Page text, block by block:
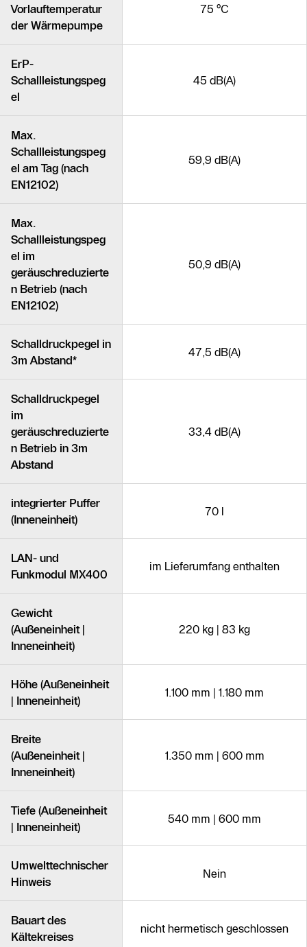
Vorlauftemperatur
der Wärmepumpe
75 °C
ErP-
Schallleistungspeg
el
45 dB(A)
Max.
Schallleistungspeg
el am Tag (nach
EN12102)
59,9 dB(A)
Max.
Schallleistungspeg
el im
geräuschreduzierte
n Betrieb (nach
EN12102)
50,9 dB(A)
Schalldruckpegel in
3m Abstand*
47,5 dB(A)
Schalldruckpegel
im
geräuschreduzierte
n Betrieb in 3m
Abstand
33,4 dB(A)
integrierter Puffer
(Inneneinheit)
70 l
LAN- und
Funkmodul MX400
im Lieferumfang enthalten
Gewicht
(Außeneinheit |
Inneneinheit)
220 kg | 83 kg
Höhe (Außeneinheit
| Inneneinheit)
1.100 mm | 1.180 mm
Breite
(Außeneinheit |
Inneneinheit)
1.350 mm | 600 mm
Tiefe (Außeneinheit
| Inneneinheit)
540 mm | 600 mm
Umwelttechnischer
Hinweis
Nein
Bauart des
Kältekreises
nicht hermetisch geschlossen